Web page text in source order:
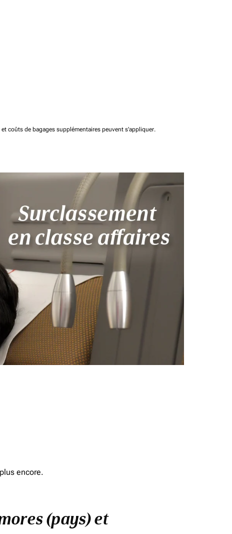
et coûts de bagages supplémentaires peuvent s'appliquer.
encore.
(pays) et